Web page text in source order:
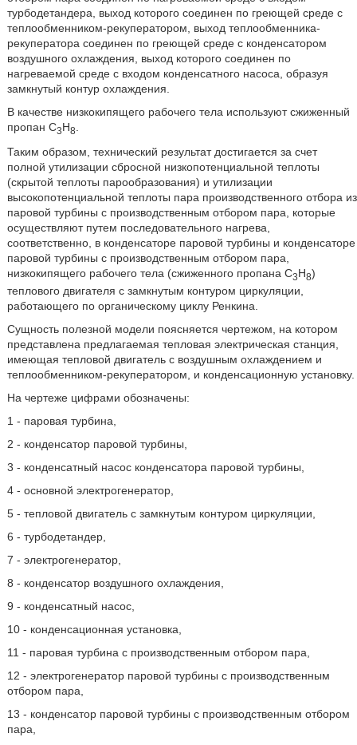
турбодетандера, выход которого соединен по греющей среде с
теплообменником-рекуператором, выход теплообменника-
рекуператора соединен по греющей среде с конденсатором
воздушного охлаждения, выход которого соединен по
нагреваемой среде с входом конденсатного насоса, образуя
замкнутый контур охлаждения.
В качестве низкокипящего рабочего тела используют сжиженный
пропан С3Н8
Таким образом, технический результат достигается за счет
полной утилизации сбросной низкопотенциальной теплоты
(скрытой теплоты парообразования) и утилизации
высокопотенциальной теплоты пара производственного отбора из
паровой турбины с производственным отбором пара, которые
осуществляют путем последовательного нагрева,
соответственно, в конденсаторе паровой турбины и конденсаторе
паровой турбины с производственным отбором пара,
низкокипящего рабочего тела (сжиженного пропана C3H8)
теплового двигателя с замкнутым контуром циркуляции,
работающего по органическому циклу Ренкина.
Сущность полезной модели поясняется чертежом, на котором
представлена предлагаемая тепловая электрическая станция,
имеющая тепловой двигатель с воздушным охлаждением и
теплообменником-рекуператором, и конденсационную установку.
На чертеже цифрами обозначены:
1 - паровая турбина,
2 - конденсатор паровой турбины,
3 - конденсатный насос конденсатора паровой турбины,
4 - основной электрогенератор,
5 - тепловой двигатель с замкнутым контуром циркуляции,
6 - турбодетандер,
7 - электрогенератор,
8 - конденсатор воздушного охлаждения,
9 - конденсатный насос,
10 - конденсационная установка,
11 - паровая турбина с производственным отбором пара,
12 - электрогенератор паровой турбины с производственным
отбором пара,
13 - конденсатор паровой турбины с производственным отбором
пара,